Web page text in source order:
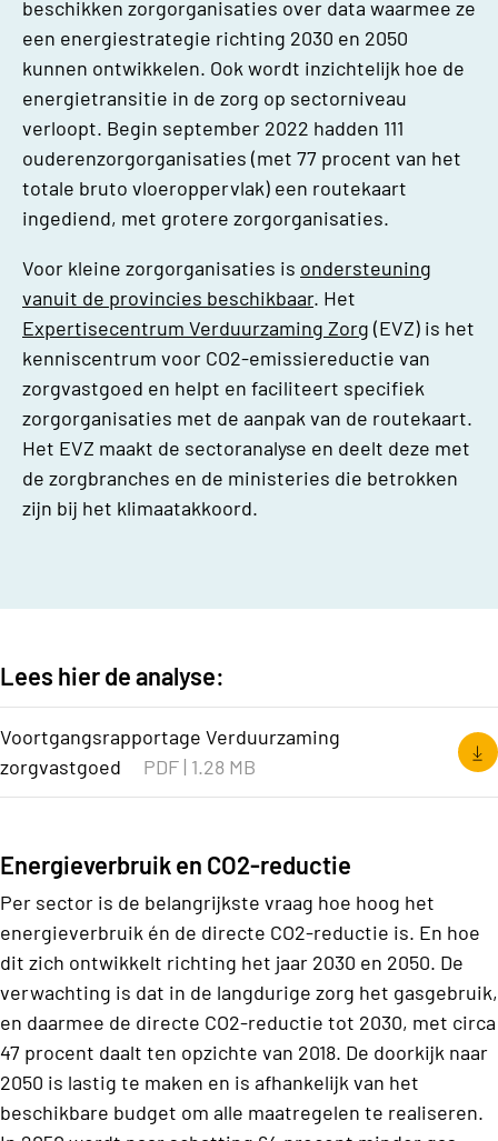
beschikken zorgorganisaties over data waarmee ze
een energiestrategie richting 2030 en 2050
kunnen ontwikkelen. Ook wordt inzichtelijk hoe de
energietransitie in de zorg op sectorniveau
verloopt. Begin september 2022 hadden 111
ouderenzorgorganisaties (met 77 procent van het
totale bruto vloeroppervlak) een routekaart
ingediend, met grotere zorgorganisaties.
Voor kleine zorgorganisaties is ondersteuning
vanuit de provincies beschikbaar. Het
Expertisecentrum Verduurzaming Zorg (EVZ) is het
kenniscentrum voor CO2-emissiereductie van
zorgvastgoed en helpt en faciliteert specifiek
zorgorganisaties met de aanpak van de routekaart.
Het EVZ maakt de sectoranalyse en deelt deze met
de zorgbranches en de ministeries die betrokken
zijn bij het klimaatakkoord.
Lees hier de analyse:
Voortgangsrapportage Verduurzaming
zorgvastgoed
PDF | 1.28 MB
Energieverbruik en CO2-reductie
Per sector is de belangrijkste vraag hoe hoog het
energieverbruik én de directe CO2-reductie is. En hoe
dit zich ontwikkelt richting het jaar 2030 en 2050. De
verwachting is dat in de langdurige zorg het gasgebruik,
en daarmee de directe CO2-reductie tot 2030, met circa
47 procent daalt ten opzichte van 2018. De doorkijk naar
2050 is lastig te maken en is afhankelijk van het
beschikbare budget om alle maatregelen te realiseren.